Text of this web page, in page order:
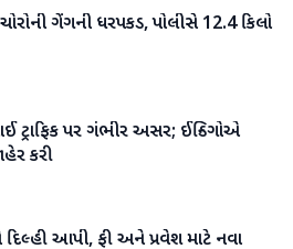
ગેંગની ધરપકડ, પોલીસે 12.4 કિલો
ટ્રાફિક પર ગંભીર અસર; ઈન્ડિગોએ
કરી
આપી, ફી અને પ્રવેશ માટે નવા